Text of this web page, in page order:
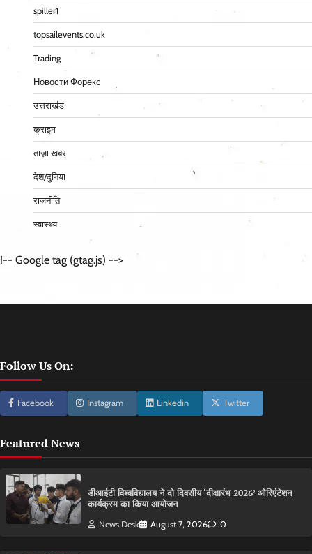
spiller1
topsailevents.co.uk
Trading
Новости Форекс
उत्तराखंड
क्राइम
ताज़ा खबर
देश/दुनिया
राजनीति
स्वास्थ्य
!-- Google tag (gtag.js) -->
Follow Us On:
Facebook Instagram Linkedin Twitter
Featured News
डीआईटी विश्वविद्यालय ने दो दिवसीय ‘दीक्षारंभ 2026’ ओरिएंटेशन
कार्यक्रम का किया आयोजन
News Desk August 7, 2026 0